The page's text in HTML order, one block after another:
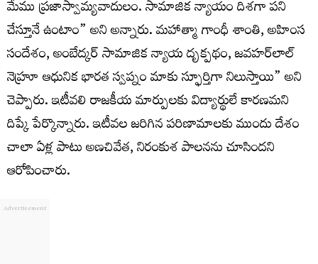
మేము ప్రజాస్వామ్యవాదులం. సామాజిక న్యాయం దిశగా పని
చేస్తూనే ఉంటాం” అని అన్నారు. మహాత్మా గాంధీ శాంతి, అహింస
సందేశం, అంబేద్కర్ సామాజిక న్యాయ దృక్పథం, జవహర్‌లాల్
నెహ్రూ ఆధునిక భారత స్వప్నం మాకు స్ఫూర్తిగా నిలుస్తాయి” అని
చెప్పారు. ఇటీవలి రాజకీయ మార్పులకు విద్యార్థులే కారణమని
దిప్కే పేర్కొన్నారు. ఇటీవల జరిగిన పరిణామాలకు ముందు దేశం
చాలా ఏళ్ల పాటు అణచివేత, నిరంకుశ పాలనను చూసిందని
ఆరోపించారు.